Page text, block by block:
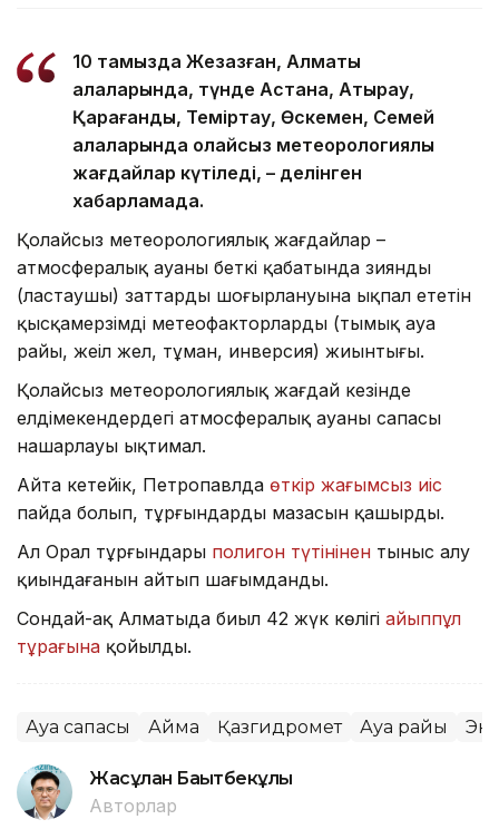
10 тамызда Жезқазған, Алматы
қалаларында, түнде Астана, Атырау,
Қарағанды, Теміртау, Өскемен, Семей
қалаларында қолайсыз метеорологиялық
жағдайлар күтіледі, – делінген
хабарламада.
Қолайсыз метеорологиялық жағдайлар –
атмосфералық ауаның беткі қабатында зиянды
(ластаушы) заттардың шоғырлануына ықпал ететін
қысқамерзімді метеофакторлардың (тымық ауа
райы, жеңіл жел, тұман, инверсия) жиынтығы.
Қолайсыз метеорологиялық жағдай кезінде
елдімекендердегі атмосфералық ауаның сапасы
нашарлауы ықтимал.
Айта кетейік, Петропавлда өткір жағымсыз иіс
пайда болып, тұрғындардың мазасын қашырды.
Ал Орал тұрғындары полигон түтінінен тыныс алу
қиындағанын айтып шағымданды.
Сондай-ақ Алматыда биыл 42 жүк көлігі айыппұл
тұрағына қойылды.
Ауа сапасы Аймақ Қазгидромет Ауа райы
Жасұлан Бақытбекұлы
Авторлар